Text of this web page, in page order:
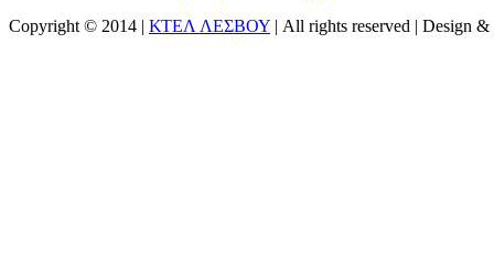
Copyright © 2014 | ΚΤΕΛ ΛΕΣΒΟΥ | All rights reserved | Design &